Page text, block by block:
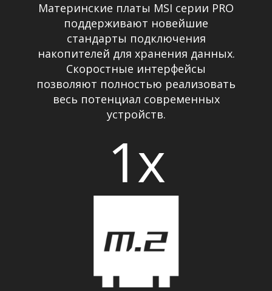
Материнские платы MSI серии PRO
поддерживают новейшие
стандарты подключения
накопителей для хранения данных.
Скоростные интерфейсы
позволяют полностью реализовать
весь потенциал современных
устройств.
1x